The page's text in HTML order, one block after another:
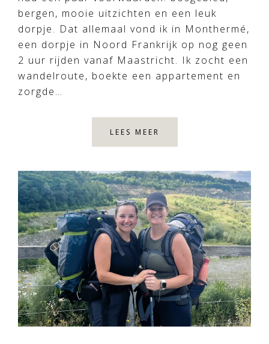
bergen, mooie uitzichten en een leuk
dorpje. Dat allemaal vond ik in Monthermé,
een dorpje in Noord Frankrijk op nog geen
2 uur rijden vanaf Maastricht. Ik zocht een
wandelroute, boekte een appartement en
zorgde…
LEES MEER